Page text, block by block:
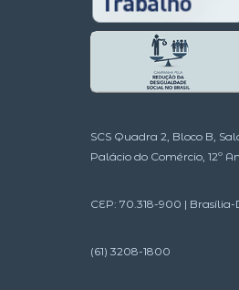
SCS Quadra 2, Bloco B,
Palácio do Comércio, 12º
CEP: 70.318-900 | Brasília-
(61) 3208-1800